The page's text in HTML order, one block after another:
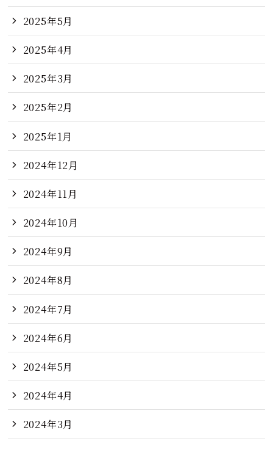
2025年5月
2025年4月
2025年3月
2025年2月
2025年1月
2024年12月
2024年11月
2024年10月
2024年9月
2024年8月
2024年7月
2024年6月
2024年5月
2024年4月
2024年3月